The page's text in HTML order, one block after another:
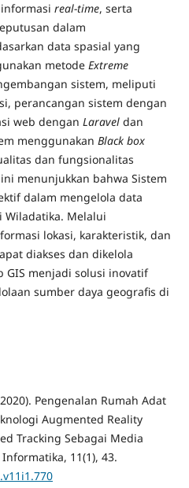
real-time, serta
dalam
data spasial yang
metode Extreme
sistem, meliputi
perancangan sistem dengan
web dengan Laraveldan
menggunakan Black box
dan fungsionalitas
menunjukkan bahwa Sistem
dalam mengelola data
Wiladatika. Melalui
lokasi, karakteristik, dan
diakses dan dikelola
GIS menjadi solusi inovatif
sumber daya geografis di
Pengenalan Rumah Adat
Augmented Reality
Tracking Sebagai Media
11(1), 43.